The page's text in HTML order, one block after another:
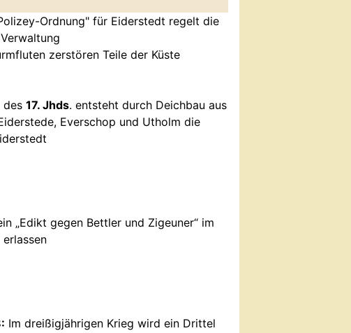
Ordnung" für Eiderstedt regelt die
zerstören Teile der Küste
des 17. Jhds. entsteht durch Deichbau aus
Everschop und Utholm die
„Edikt gegen Bettler und Zigeuner“ im
Im dreißigjährigen Krieg wird ein Drittel